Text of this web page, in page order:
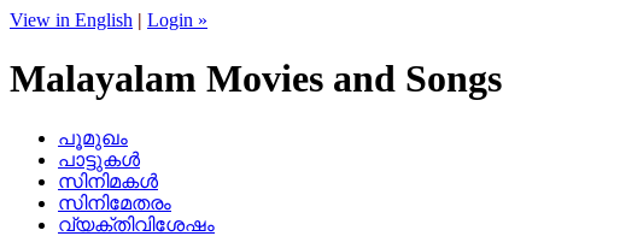
View in English | Login »
Malayalam Movies and Songs
പൂമുഖം
പാട്ടുകള്‍
സിനിമകള്‍
സിനിമേതരം
വ്യക്തിവിശേഷം